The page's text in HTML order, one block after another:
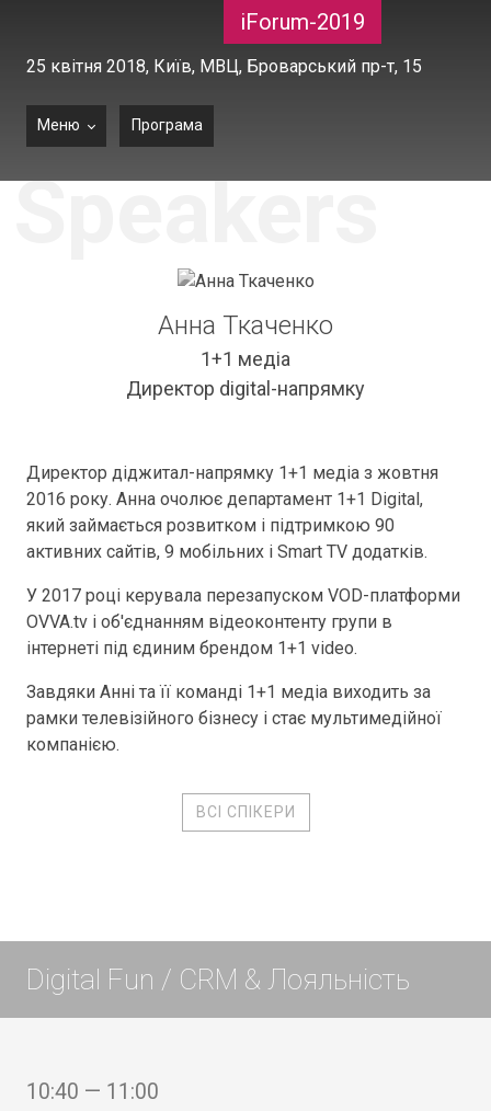
iForum-2019
25 квітня 2018, Київ, МВЦ, Броварський пр-т, 15
Меню Програма
Speakers
Анна Ткаченко
1+1 медіа
Директор digital-напрямку
Директор діджитал-напрямку 1+1 медіа з жовтня
2016 року. Анна очолює департамент 1+1 Digital,
який займається розвитком і підтримкою 90
активних сайтів, 9 мобільних і Smart TV додатків.
У 2017 році керувала перезапуском VOD-платформи
OVVA.tv і об'єднанням відеоконтенту групи в
інтернеті під єдиним брендом 1+1 video.
Завдяки Анні та її команді 1+1 медіа виходить за
рамки телевізійного бізнесу і стає мультимедійної
компанією.
ВСІ СПІКЕРИ
Digital Fun / CRM & Лояльність
10:40 — 11:00